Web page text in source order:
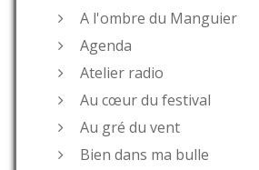
A l'ombre du Manguier
Agenda
Atelier radio
Au cœur du festival
Au gré du vent
Bien dans ma bulle